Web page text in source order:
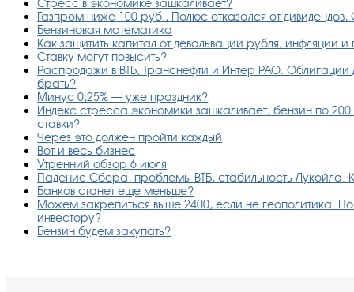
Стресс в экономике зашкаливает?
Газпром ниже 100 руб., Полюс отказался от
Бензиновая математика
Как защитить капитал от девальвации рубля, инфляции
Ставку могут повысить?
Распродажи в ВТБ, Транснефти и Интер РАО. Облигации
брать?
Минус 0,25% — уже праздник?
Индекс стресса экономики зашкаливает, бензин по
ставки?
Через это должен пройти каждый
Вот и весь бизнес
Утренний обзор 6 июля
Падение Сбера, проблемы ВТБ, стабильность Лукойла.
Банков станет еще меньше?
Можем закрепиться выше 2400, если не геополитика. Но
инвестору?
Бензин будем закупать?